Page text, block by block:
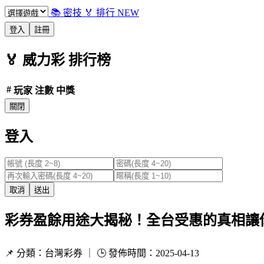
📚 密技 🏅 排行 NEW
登入 註冊
🏅 威力彩排行榜
# 玩家 注數 中獎
關閉
登入
取消 送出
彩券盈餘用途大揭秘！全台受惠的真相讓
📌 分類：台灣彩券 ｜ 🕒 發佈時間：2025-04-13